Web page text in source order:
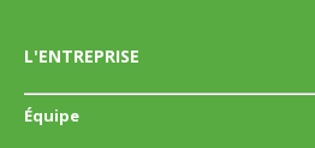
L'ENTREPRISE
Équipe